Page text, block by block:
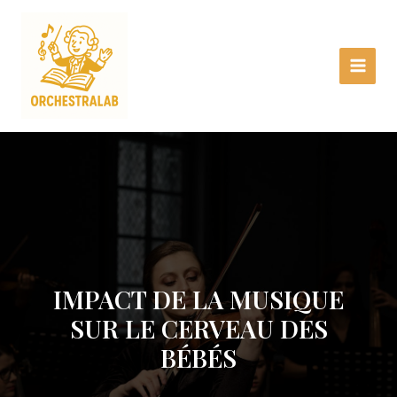
contenu
Menu
IMPACT DE LA MUSIQUE
SUR LE CERVEAU DES
BÉBÉS